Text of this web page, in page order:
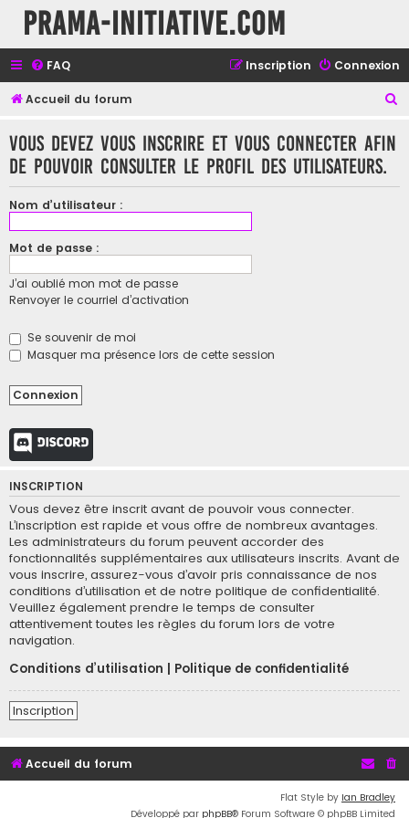
Prama-initiative.com
FAQ Connexion
Inscription
Accueil du forum
Vous devez vous inscrire et vous connecter afin
de pouvoir consulter le profil des utilisateurs.
Nom d’utilisateur :
Mot de passe :
J’ai oublié mon mot de passe
Renvoyer le courriel d’activation
Se souvenir de moi
Masquer ma présence lors de cette session
Discord
INSCRIPTION
Vous devez être inscrit avant de pouvoir vous connecter.
L’inscription est rapide et vous offre de nombreux avantages.
Les administrateurs du forum peuvent accorder des
fonctionnalités supplémentaires aux utilisateurs inscrits. Avant de
vous inscrire, assurez-vous d’avoir pris connaissance de nos
conditions d’utilisation et de notre politique de confidentialité.
Veuillez également prendre le temps de consulter
attentivement toutes les règles du forum lors de votre
navigation.
Conditions d’utilisation
Politique de confidentialité
Inscription
Accueil du forum
Flat Style by Ian Bradley
Développé par phpBB® Forum Software © phpBB Limited